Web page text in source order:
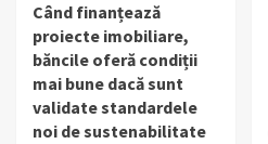
Când finanțează
proiecte imobiliare,
băncile oferă condiții
mai bune dacă sunt
validate standardele
noi de sustenabilitate